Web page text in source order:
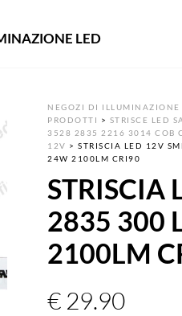
LED
NEGOZI DI
PRODOTTI > STRISCE LED
3528 2835 2216 3014 COB
12V >STRISCIA LED 12V
24W 2100LM CRI90
STRISCIA
2835 300
2100LM
€ 29.90